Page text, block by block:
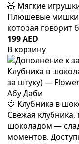
🧸 Мягкие
Плюшевые мишки,
которая говорит
199 AED
В корзину
🍓 Клубника в
Свежая
шоколадом —
моментов.